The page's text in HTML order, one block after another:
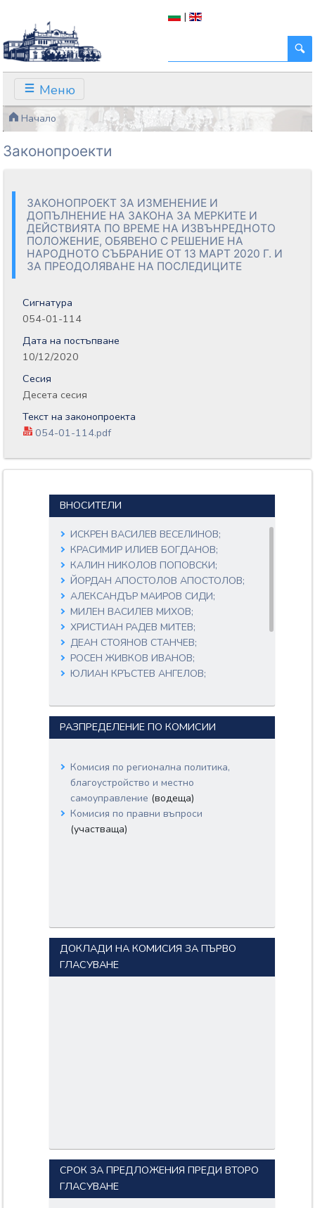
|
Меню
Начало
Законопроекти
ЗАКОНОПРОЕКТ ЗА ИЗМЕНЕНИЕ И
ДОПЪЛНЕНИЕ НА ЗАКОНА ЗА МЕРКИТЕ И
ДЕЙСТВИЯТА ПО ВРЕМЕ НА ИЗВЪНРЕДНОТО
ПОЛОЖЕНИЕ, ОБЯВЕНО С РЕШЕНИЕ НА
НАРОДНОТО СЪБРАНИЕ ОТ 13 МАРТ 2020 Г. И
ЗА ПРЕОДОЛЯВАНЕ НА ПОСЛЕДИЦИТЕ
Сигнатура
054-01-114
Дата на постъпване
10/12/2020
Сесия
Десета сесия
Текст на законопроекта
054-01-114.pdf
ВНОСИТЕЛИ
ИСКРЕН ВАСИЛЕВ ВЕСЕЛИНОВ;
КРАСИМИР ИЛИЕВ БОГДАНОВ;
КАЛИН НИКОЛОВ ПОПОВСКИ;
ЙОРДАН АПОСТОЛОВ АПОСТОЛОВ;
АЛЕКСАНДЪР МАИРОВ СИДИ;
МИЛЕН ВАСИЛЕВ МИХОВ;
ХРИСТИАН РАДЕВ МИТЕВ;
ДЕАН СТОЯНОВ СТАНЧЕВ;
РОСЕН ЖИВКОВ ИВАНОВ;
ЮЛИАН КРЪСТЕВ АНГЕЛОВ;
ПЕТЪР ХРИСТОВ ПЕТРОВ;
ЙОРДАН ИЛИЕВ ЙОРДАНОВ;
АЛЕКСАНДЪР НИКОЛАЕВ САБАНОВ;
РАЗПРЕДЕЛЕНИЕ ПО КОМИСИИ
Комисия по регионална политика,
благоустройство и местно
самоуправление (водеща)
Комисия по правни въпроси
(участваща)
ДОКЛАДИ НА КОМИСИЯ ЗА ПЪРВО
ГЛАСУВАНЕ
СРОК ЗА ПРЕДЛОЖЕНИЯ ПРЕДИ ВТОРО
ГЛАСУВАНЕ